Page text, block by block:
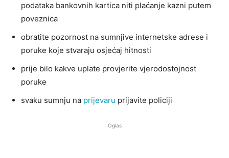
podataka bankovnih kartica niti plaćanje kazni putem
poveznica
obratite pozornost na sumnjive internetske adrese i
poruke koje stvaraju osjećaj hitnosti
prije bilo kakve uplate provjerite vjerodostojnost
poruke
svaku sumnju na prijevaru prijavite policiji
Oglas